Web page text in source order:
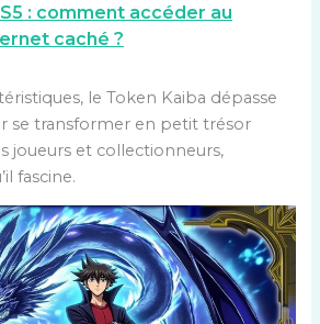
: comment accéder au
caché ?
le Token Kaiba dépasse
se transformer en petit trésor
joueurs et collectionneurs,
fascine.